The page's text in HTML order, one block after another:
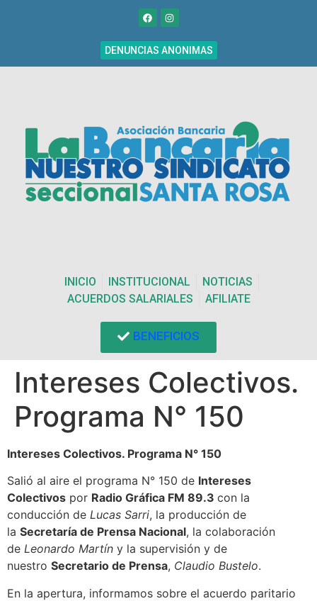
DENUNCIAS ANONIMAS
INICIO INSTITUCIONAL
NOTICIAS
ACUERDOS SALARIALES
AFILIATE
BENEFICIOS
Intereses Colectivos.
Programa N° 150
Intereses Colectivos. Programa N° 150
Salió al aire el programa N° 150 de Intereses
Colectivos por Radio Gráfica FM 89.3 con la
conducción de Lucas Sarri, la producción de
la Secretaría de Prensa Nacional, la colaboración
de Leonardo Martín y la supervisión y de
nuestro Secretario de Prensa, Claudio Bustelo.
En la apertura, informamos sobre el acuerdo paritario